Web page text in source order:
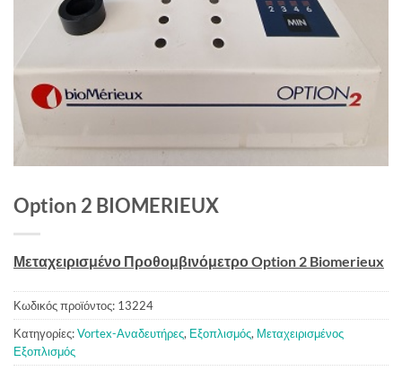
Option 2 BIOMERIEUX
Μεταχειρισμένο Προθομβινόμετρο Option 2 Biomerieux
Κωδικός προϊόντος: 13224
Κατηγορίες:Vortex-Αναδευτήρες, Εξοπλισμός, Μεταχειρισμένος
Εξοπλισμός